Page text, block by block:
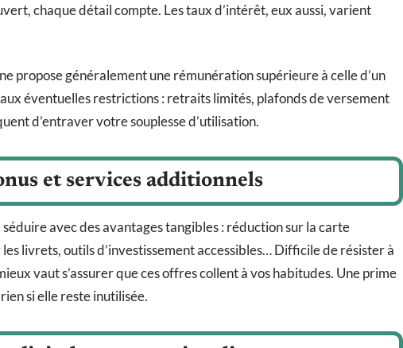
chaque détail compte. Les taux d’intérêt, eux aussi, varient
propose généralement une rémunération supérieure à celle d’un
éventuelles restrictions : retraits limités, plafonds de versement
d’entraver votre souplesse d’utilisation.
et services additionnels
avec des avantages tangibles : réduction sur la carte
livrets, outils d’investissement accessibles… Difficile de résister à
vaut s’assurer que ces offres collent à vos habitudes. Une prime
si elle reste inutilisée.